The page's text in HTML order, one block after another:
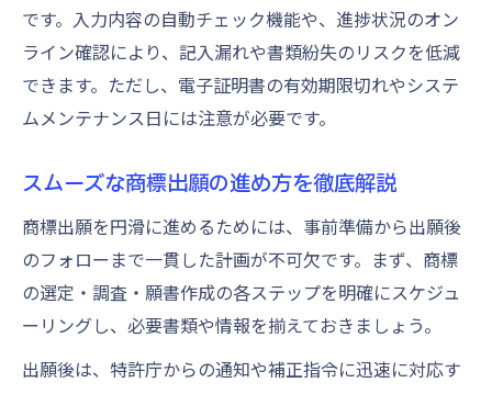
です。入力内容の自動チェック機能や、進捗状況のオン
ライン確認により、記入漏れや書類紛失のリスクを低減
できます。ただし、電子証明書の有効期限切れやシステ
ムメンテナンス日には注意が必要です。
スムーズな商標出願の進め方を徹底解説
商標出願を円滑に進めるためには、事前準備から出願後
のフォローまで一貫した計画が不可欠です。まず、商標
の選定・調査・願書作成の各ステップを明確にスケジュ
ーリングし、必要書類や情報を揃えておきましょう。
出願後は、特許庁からの通知や補正指令に迅速に対応す